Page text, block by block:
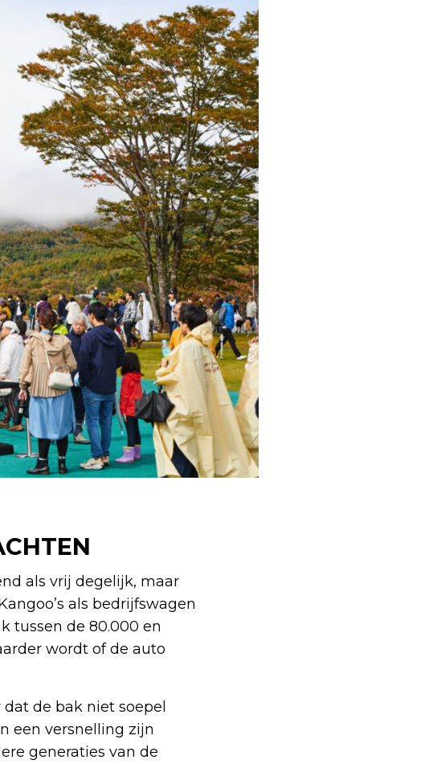
als vrij degelijk, maar
als bedrijfswagen
tussen de 80.000 en
wordt of de auto
de bak niet soepel
een versnelling zijn
generaties van de